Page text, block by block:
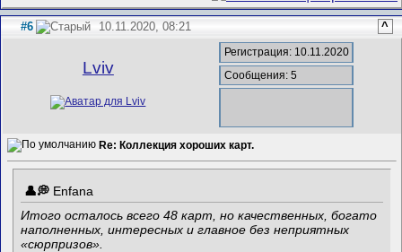
#6 10.11.2020, 08:21 ^
Lviv
Регистрация: 10.11.2020
Сообщения: 5
Re: Коллекция хороших карт.
Enfana
Итого осталось всего 48 карт, но качественных, богато
наполненных, интересных и главное без неприятных
«сюрпризов».